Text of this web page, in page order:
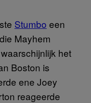
Stumbo een
die Mayhem
het
Boston is
ene Joey
reageerde